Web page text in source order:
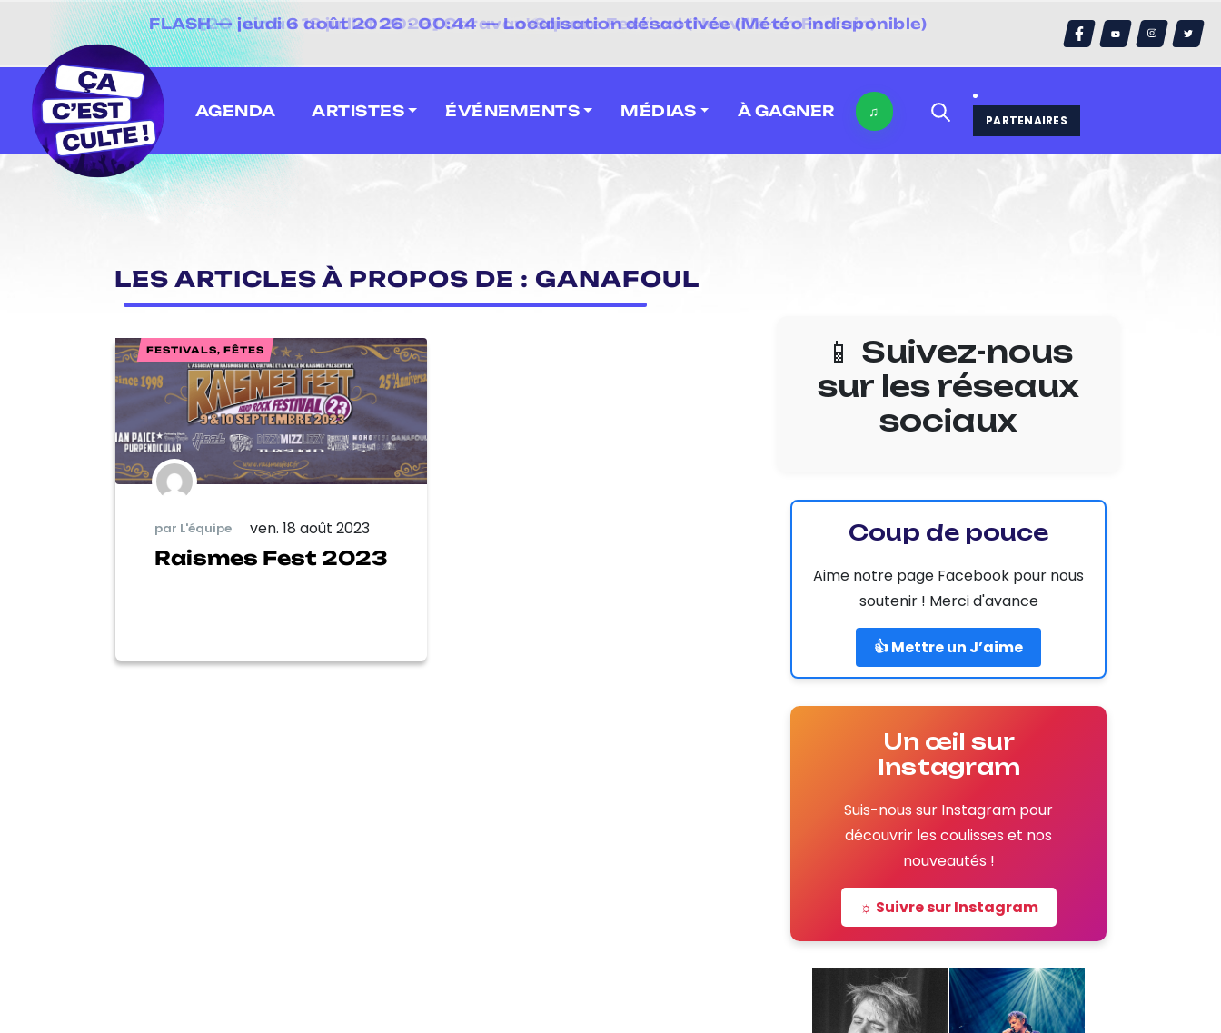
⚡
FLASH — jeudi 6 août 2026 - 00:44 — Localisation désactivée (Météo indisponible)
[20 juin au 13 juillet 2026] Caravan' Square Festival (Neuville-en-Ferrain)
AGENDA ARTISTES ÉVÉNEMENTS MÉDIAS À GAGNER ♫
PARTENAIRES
LES ARTICLES À PROPOS DE : GANAFOUL
FESTIVALS, FÊTES
par L'équipe ven. 18 août 2023
Raismes Fest 2023
📱 Suivez-nous
sur les réseaux
sociaux
Coup de pouce
Aime notre page Facebook pour nous
soutenir ! Merci d'avance
👍 Mettre un J’aime
Un œil sur
Instagram
Suis-nous sur Instagram pour
découvrir les coulisses et nos
nouveautés !
☼ Suivre sur Instagram